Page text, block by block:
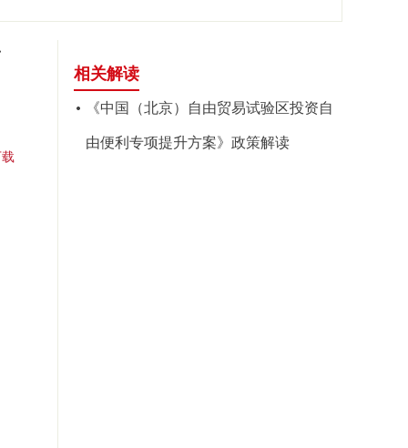
相关解读
《中国（北京）自由贸易试验区投资自
由便利专项提升方案》政策解读